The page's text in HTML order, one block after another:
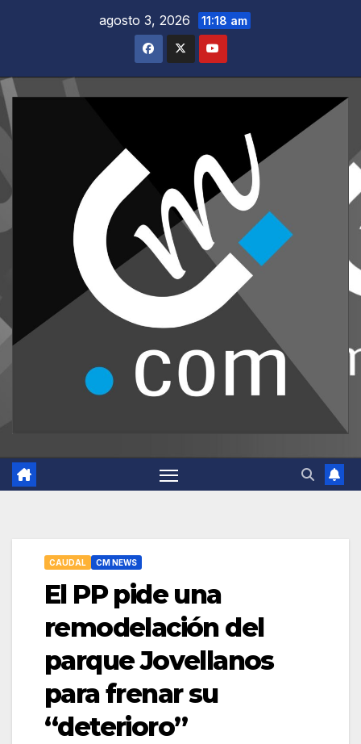
agosto 3, 2026 11:18 am
CAUDAL CM NEWS
El PP pide una
remodelación del
parque Jovellanos
para frenar su
“deterioro”